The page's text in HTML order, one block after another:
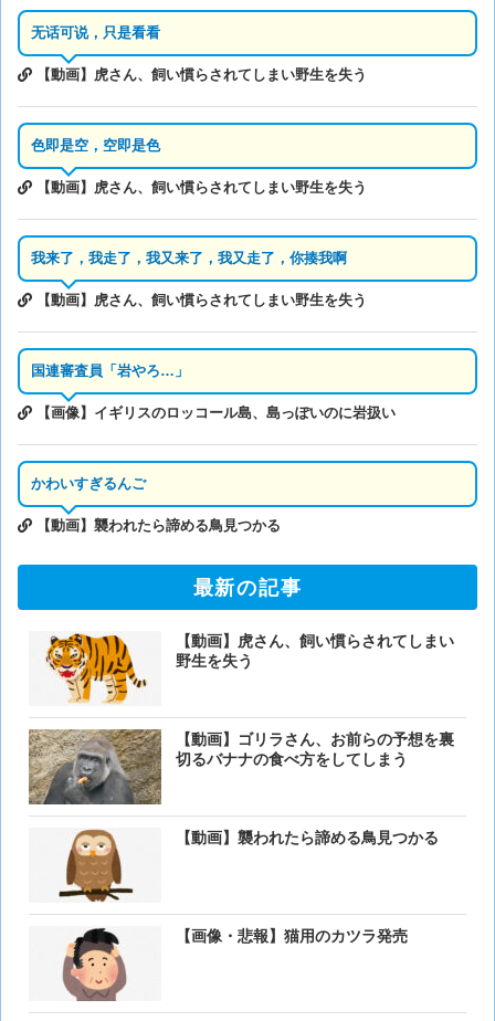
无话可说，只是看看
【動画】虎さん、飼い慣らされてしまい野生を失う
色即是空，空即是色
【動画】虎さん、飼い慣らされてしまい野生を失う
我来了，我走了，我又来了，我又走了，你揍我啊
【動画】虎さん、飼い慣らされてしまい野生を失う
国連審査員「岩やろ…」
【画像】イギリスのロッコール島、島っぽいのに岩扱い
かわいすぎるんご
【動画】襲われたら諦める鳥見つかる
最新の記事
【動画】虎さん、飼い慣らされてしまい
野生を失う
【動画】ゴリラさん、お前らの予想を裏
切るバナナの食べ方をしてしまう
【動画】襲われたら諦める鳥見つかる
【画像・悲報】猫用のカツラ発売